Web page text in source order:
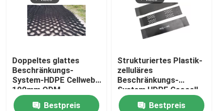
Doppeltes glattes
Beschränkungs-
System-HDPE Cellweb
100mm ODM
Bestpreis
Strukturiertes Plastik-
zelluläres
Beschränkungs-
System HDPE Geocell
Cellweb für Straßenbau
Bestpreis